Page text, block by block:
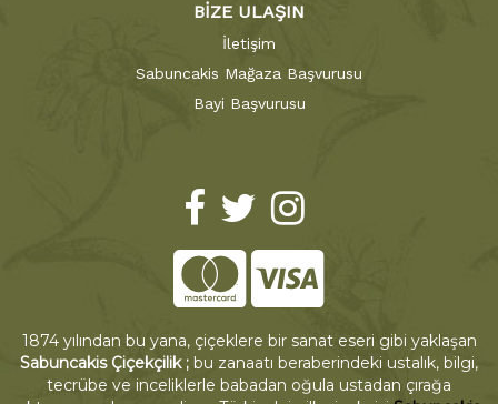
BİZE ULAŞIN
İletişim
Sabuncakis Mağaza Başvurusu
Bayi Başvurusu
1874 yılından bu yana, çiçeklere bir sanat eseri gibi yaklaşan
Sabuncakis Çiçekçilik ; bu zanaatı beraberindeki ustalık, bilgi,
tecrübe ve inceliklerle babadan oğula ustadan çırağa